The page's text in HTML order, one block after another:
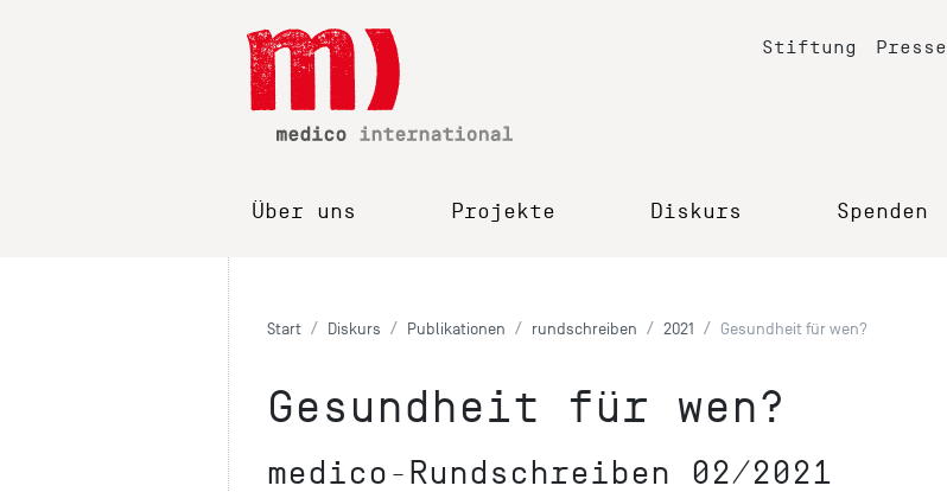
Stiftung Presse
Über uns Projekte Diskurs Spenden
Start Diskurs Publikationen rundschreiben 2021 Gesundheit für wen?
Gesundheit für wen?
medico-Rundschreiben 02/2021